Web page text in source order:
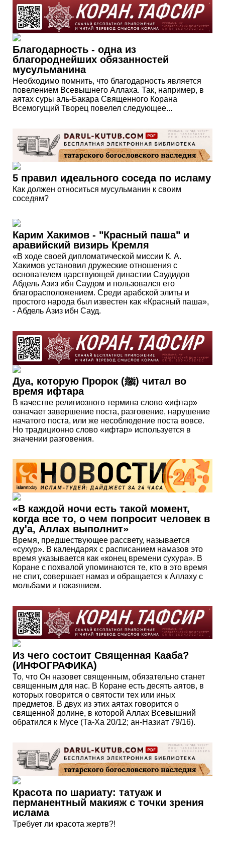
Благодарность - одна из
благороднейших обязанностей
мусульманина
Необходимо помнить, что благодарность является
повелением Всевышнего Аллаха. Так, например, в
аятах суры аль-Бакара Священного Корана
Всемогущий Творец повелел следующее...
5 правил идеального соседа по исламу
Как должен относиться мусульманин к своим
соседям?
Карим Хакимов - "Красный паша" и
аравийский визирь Кремля
«В ходе своей дипломатической миссии К. А.
Хакимов установил дружеские отношения с
основателем царствующей династии Саудидов
Абдель Азиз ибн Саудом и пользовался его
благорасположением. Среди арабской элиты и
простого народа был известен как «Красный паша»,
- Абдель Азиз ибн Сауд.
Дуа, которую Пророк (ﷺ) читал во
время ифтара
В качестве религиозного термина слово «ифтар»
означает завершение поста, разговение, нарушение
начатого поста, или же несоблюдение поста вовсе.
Но традиционно слово «ифтар» используется в
значении разговения.
«В каждой ночи есть такой момент,
когда все то, о чем попросит человек в
ду'а, Аллах выполнит»
Время, предшествующее рассвету, называется
«сухур». В календарях с расписанием намазов это
время указывается как «конец времени сухура». В
Коране с похвалой упоминаются те, кто в это время
не спит, совершает намаз и обращается к Аллаху с
мольбами и покаянием.
Из чего состоит Священная Кааба?
(ИНФОГРАФИКА)
То, что Он назовет священным, обязательно станет
священным для нас. В Коране есть десять аятов, в
которых говорится о святости тех или иных
предметов. В двух из этих аятах говорится о
священной долине, в которой Аллах Всевышний
обратился к Мусе (Та-Ха 20/12; ан-Назиат 79/16).
Красота по шариату: татуаж и
перманентный макияж с точки зрения
ислама
Требует ли красота жертв?!